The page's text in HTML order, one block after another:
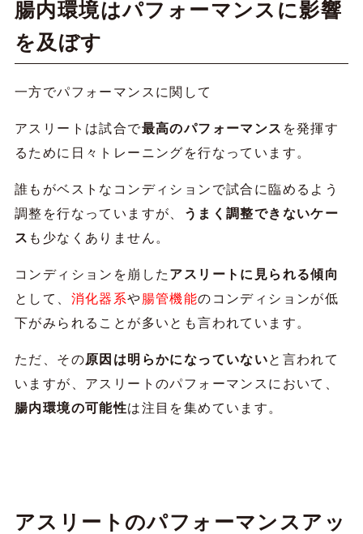
腸内環境はパフォーマンスに影響
を及ぼす
一方でパフォーマンスに関して
アスリートは試合で最高のパフォーマンス を発揮す
るために日々トレーニングを行なっています。
誰もがベストなコンディションで試合に臨めるよう
調整を行なっていますが、
うまく調整できないケー
ス も少なくありません。
コンディションを崩した アスリートに見られる傾向
として、 消化器系や腸管機能のコンディションが低
下がみられることが多いとも言われています。
ただ、その原因は明らかになっていないと言われて
いますが、アスリートのパフォーマンスにおいて、
腸内環境の可能性は注目を集めています。
アスリートのパフォーマンスアッ